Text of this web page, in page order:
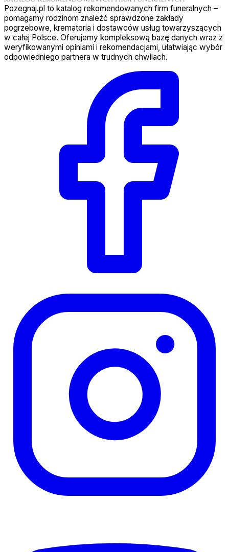
Pozegnaj.pl to katalog rekomendowanych firm funeralnych –
pomagamy rodzinom znaleźć sprawdzone zakłady
pogrzebowe, krematoria i dostawców usług towarzyszących
w całej Polsce. Oferujemy kompleksową bazę danych wraz z
weryfikowanymi opiniami i rekomendacjami, ułatwiając wybór
odpowiedniego partnera w trudnych chwilach.